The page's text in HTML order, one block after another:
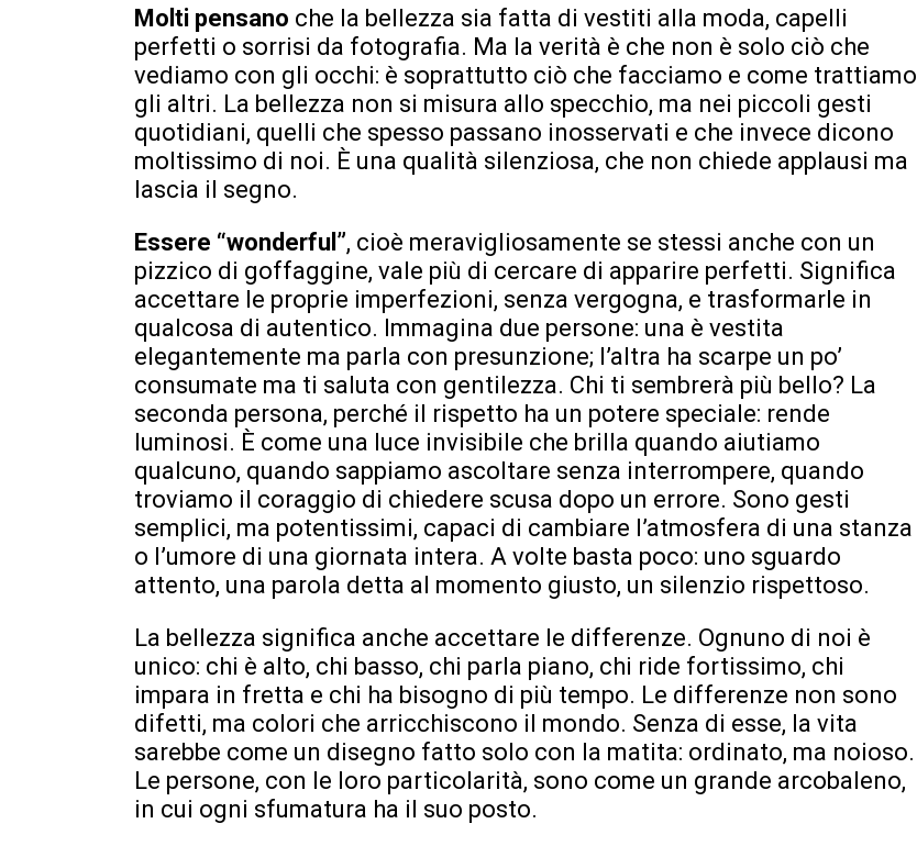
Molti pensano che la bellezza sia fatta di vestiti alla moda, capelli
perfetti o sorrisi da fotografia. Ma la verità è che non è solo ciò che
vediamo con gli occhi: è soprattutto ciò che facciamo e come trattiamo
gli altri. La bellezza non si misura allo specchio, ma nei piccoli gesti
quotidiani, quelli che spesso passano inosservati e che invece dicono
moltissimo di noi. È una qualità silenziosa, che non chiede applausi ma
lascia il segno.
Essere “wonderful”, cioè meravigliosamente se stessi anche con un
pizzico di goffaggine, vale più di cercare di apparire perfetti. Significa
accettare le proprie imperfezioni, senza vergogna, e trasformarle in
qualcosa di autentico. Immagina due persone: una è vestita
elegantemente ma parla con presunzione; l’altra ha scarpe un po’
consumate ma ti saluta con gentilezza. Chi ti sembrerà più bello? La
seconda persona, perché il rispetto ha un potere speciale: rende
luminosi. È come una luce invisibile che brilla quando aiutiamo
qualcuno, quando sappiamo ascoltare senza interrompere, quando
troviamo il coraggio di chiedere scusa dopo un errore. Sono gesti
semplici, ma potentissimi, capaci di cambiare l’atmosfera di una stanza
o l’umore di una giornata intera. A volte basta poco: uno sguardo
attento, una parola detta al momento giusto, un silenzio rispettoso.
La bellezza significa anche accettare le differenze. Ognuno di noi è
unico: chi è alto, chi basso, chi parla piano, chi ride fortissimo, chi
impara in fretta e chi ha bisogno di più tempo. Le differenze non sono
difetti, ma colori che arricchiscono il mondo. Senza di esse, la vita
sarebbe come un disegno fatto solo con la matita: ordinato, ma noioso.
Le persone, con le loro particolarità, sono come un grande arcobaleno,
in cui ogni sfumatura ha il suo posto.